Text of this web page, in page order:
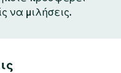
να μιλήσεις.